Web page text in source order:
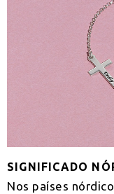
SIGNIFICADO
Nos países